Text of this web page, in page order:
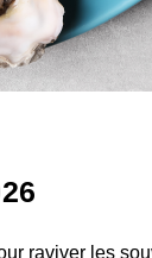
raviver les